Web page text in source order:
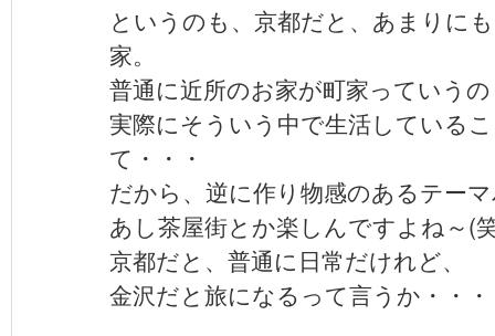
というのも、京都だと、あまりに
家。
普通に近所のお家が町家っていう
実際にそういう中で生活している
て・・・
だから、逆に作り物感のあるテー
あし茶屋街とか楽しんですよね～(
京都だと、普通に日常だけれど、
金沢だと旅になるって言うか・・・